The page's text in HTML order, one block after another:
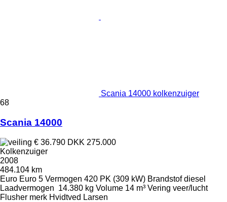
Scania 14000 kolkenzuiger
68
Scania 14000
€ 36.790 DKK 275.000
Kolkenzuiger
2008
484.104 km
Euro Euro 5 Vermogen 420 PK (309 kW) Brandstof diesel
Laadvermogen 14.380 kg Volume 14 m³ Vering veer/lucht
Flusher merk Hvidtved Larsen